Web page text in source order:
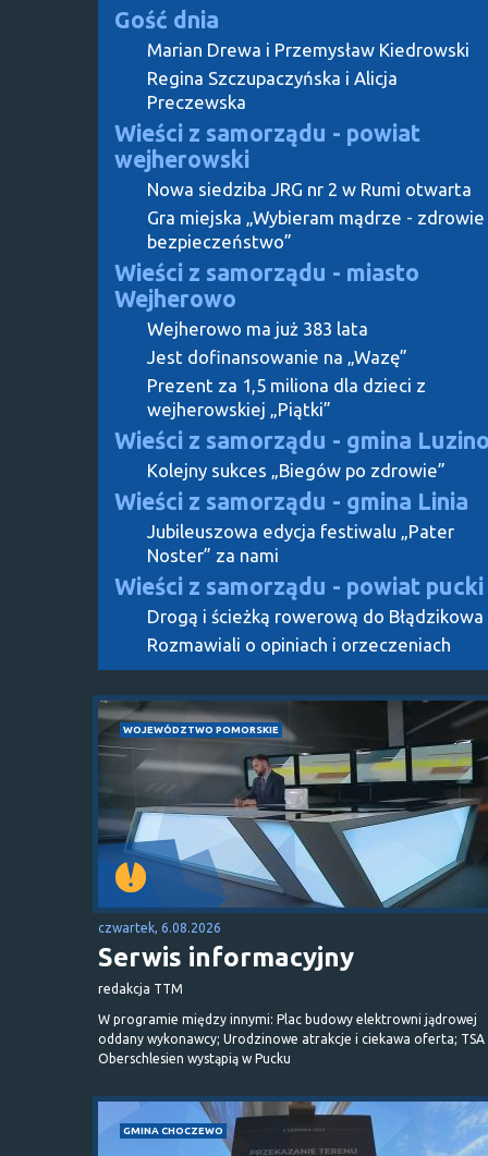
Gość dnia
Marian Drewa i Przemysław Kiedrowski
Regina Szczupaczyńska i Alicja
Preczewska
Wieści z samorządu - powiat
wejherowski
Nowa siedziba JRG nr 2 w Rumi otwarta
Gra miejska „Wybieram mądrze - zdrowie
bezpieczeństwo”
Wieści z samorządu - miasto
Wejherowo
Wejherowo ma już 383 lata
Jest dofinansowanie na „Wazę”
Prezent za 1,5 miliona dla dzieci z
wejherowskiej „Piątki”
Wieści z samorządu - gmina
Kolejny sukces „Biegów po zdrowie”
Wieści z samorządu - gmina Linia
Jubileuszowa edycja festiwalu „Pater
Noster” za nami
Wieści z samorządu - powiat pucki
Drogą i ścieżką rowerową do Błądzikowa
Rozmawiali o opiniach i orzeczeniach
WOJEWÓDZTWO POMORSKIE
czwartek, 6.08.2026
Serwis informacyjny
redakcja TTM
W programie między innymi: Plac budowy elektrowni jądrowej
oddany wykonawcy; Urodzinowe atrakcje i ciekawa oferta; TSA
Oberschlesien wystąpią w Pucku
GMINA CHOCZEWO